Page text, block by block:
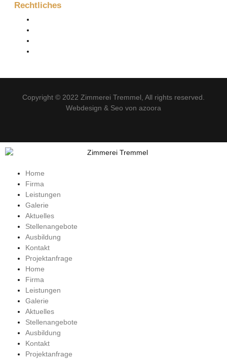
Rechtliches
Copyright © 2022 Zimmerei Tremmel , All rights reserved.
Webdesign & Seo von azoora
Home
Firma
Leistungen
Galerie
Aktuelles
Stellenangebote
Ausbildung
Kontakt
Projektanfrage
Home
Firma
Leistungen
Galerie
Aktuelles
Stellenangebote
Ausbildung
Kontakt
Projektanfrage